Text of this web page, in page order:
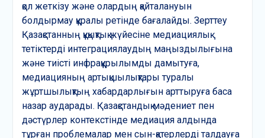
қол жеткізу және олардың қайталануын
болдырмау құралы ретінде бағалайды. Зерттеу
Қазақстанның құқықтық жүйесіне медиациялық
тетіктерді интеграциялаудың маңыздылығына
және тиісті инфрақұрылымды дамытуға,
медиацияның артықшылықтары туралы
жұртшылықтың хабардарлығын арттыруға баса
назар аударады. Қазақстандық мәдениет пен
дәстүрлер контекстінде медиация алдында
тұрған проблемалар мен сын-қатерлерді талдауға